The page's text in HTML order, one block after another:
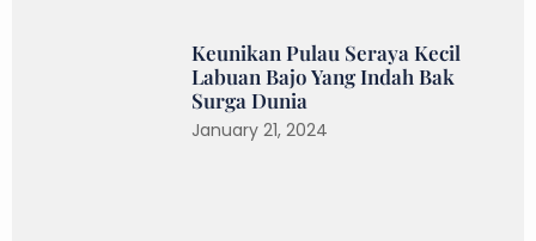
Keunikan Pulau Seraya Kecil
Labuan Bajo Yang Indah Bak
Surga Dunia
January 21, 2024